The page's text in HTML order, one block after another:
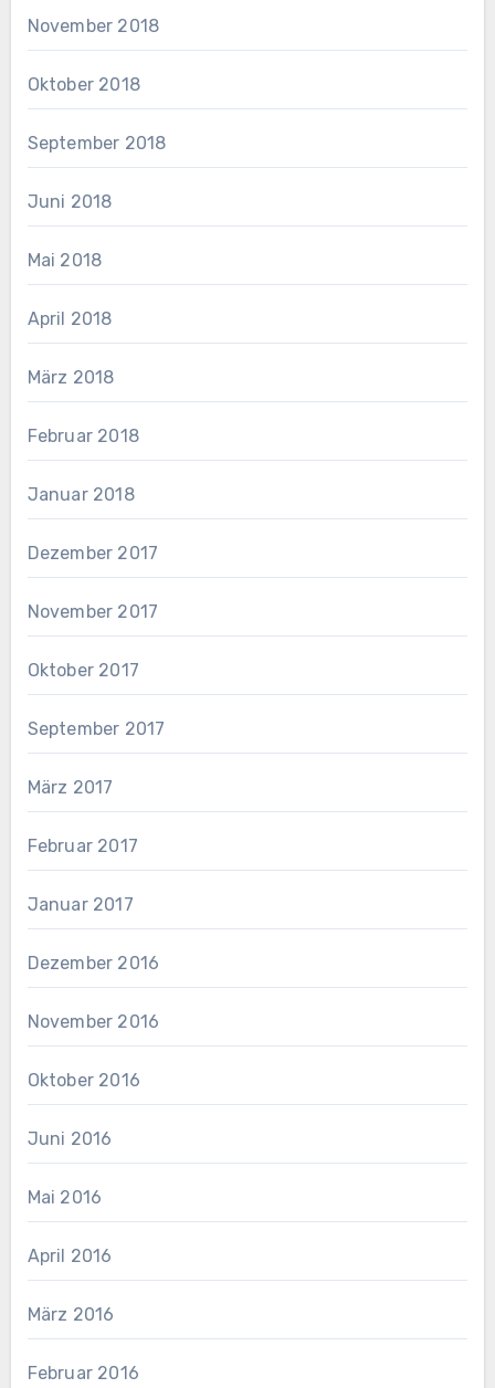
November 2018
Oktober 2018
September 2018
Juni 2018
Mai 2018
April 2018
März 2018
Februar 2018
Januar 2018
Dezember 2017
November 2017
Oktober 2017
September 2017
März 2017
Februar 2017
Januar 2017
Dezember 2016
November 2016
Oktober 2016
Juni 2016
Mai 2016
April 2016
März 2016
Februar 2016